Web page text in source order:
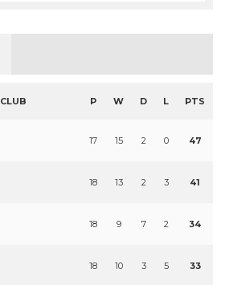
CLUB P W D L PTS
17 15 2 0 47
18 13 2 3 41
18 9 7 2 34
18 10 3 5 33